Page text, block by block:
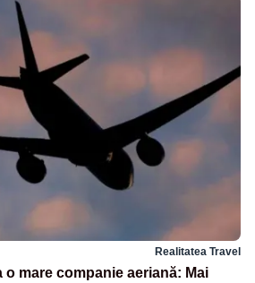
Realitatea Travel
mare companie aeriană: Mai